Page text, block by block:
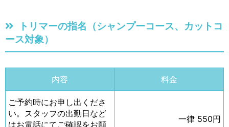
トリマーの指名（シャンプーコース、カットコ
ース対象）
内容 料金
ご予約時にお申し出くださ
い。スタッフの出勤日など
はお電話にてご確認をお願
一律 550円